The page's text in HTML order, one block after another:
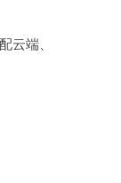
云端、